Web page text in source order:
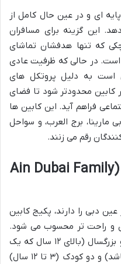
ای و در عین حال کامل از
این گزینه برای مسافران
که تنها هدفشان تماشای
در حالی که ظرفیت عادی
است، ممکن است به دلیل پروتکل های
کابین محدودتر شود تا فضای
فراهم آید. این کابین ها
مارینا، برج العرب، و سواحل
رقم می زنند.
کابین مشاهده خانوادگی (Ain Dubai Family
دبی را دارند، پکیج کابین
و راحت تر محسوب می شود.
این پکیج معمولاً شامل بلیط برای دو بزرگسال (بالای ۱۲ سال که یک
نفر از آن ها حداقل ۲۱ سال داشته باشد) و دو کودک (۳ تا ۱۲ سال)